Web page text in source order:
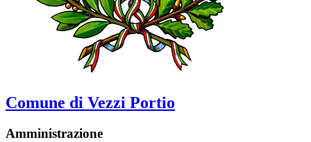
Comune di Vezzi Portio
Amministrazione